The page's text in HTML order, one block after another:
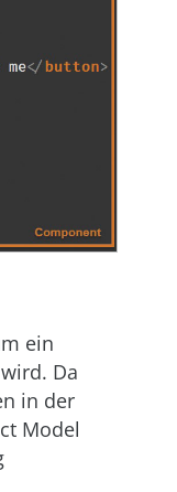
ein
Da
in der
Model